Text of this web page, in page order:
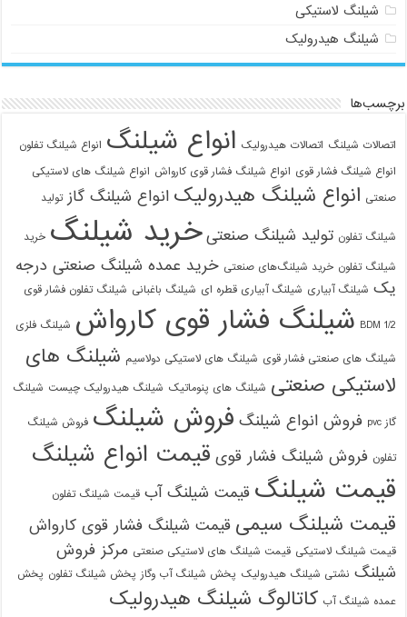
شیلنگ لاستیکی
شیلنگ هیدرولیک
برچسب‌ها
اتصالات شیلنگ اتصالات هیدرولیک انواع شیلنگ انواع شیلنگ تفلون
انواع شیلنگ فشار قوی انواع شیلنگ فشار قوی کارواش انواع شیلنگ های لاستیکی
صنعتی انواع شیلنگ هیدرولیک انواع شیلنگ گاز تولید
شیلنگ تفلون تولید شیلنگ صنعتی خرید شیلنگ خرید
شیلنگ تفلون خرید شیلنگ‌های صنعتی خرید عمده شیلنگ صنعتی درجه
یک شیلنگ آبیاری شیلنگ آبیاری قطره ای شیلنگ باغبانی شیلنگ تفلون فشار قوی
1/2 BDM شیلنگ فشار قوی کارواش شیلنگ فلزی
شیلنگ های صنعتی فشار قوی شیلنگ های لاستیکی دولاسیم شیلنگ های
لاستیکی صنعتی شیلنگ های پنوماتیک شیلنگ هیدرولیک چیست شیلنگ
گاز pvc فروش انواع شیلنگ فروش شیلنگ فروش شیلنگ
تفلون فروش شیلنگ فشار قوی قیمت انواع شیلنگ
قیمت شیلنگ قیمت شیلنگ آب قیمت شیلنگ تفلون
قیمت شیلنگ سیمی قیمت شیلنگ فشار قوی کارواش
قیمت شیلنگ لاستیکی قیمت شیلنگ های لاستیکی صنعتی مرکز فروش
شیلنگ نشتی شیلنگ هیدرولیک پخش شیلنگ آب وگاز پخش شیلنگ تفلون پخش
عمده شیلنگ آب کاتالوگ شیلنگ هیدرولیک